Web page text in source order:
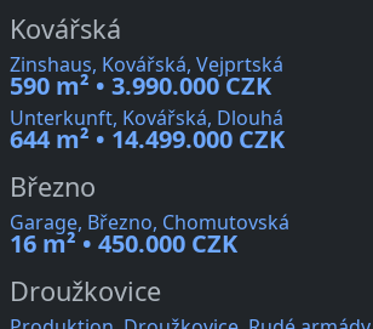
Kovářská
Zinshaus, Kovářská, Vejprtská
590 m² • 3.990.000 CZK
Unterkunft, Kovářská, Dlouhá
644 m² • 14.499.000 CZK
Březno
Garage, Březno, Chomutovská
16 m² • 450.000 CZK
Droužkovice